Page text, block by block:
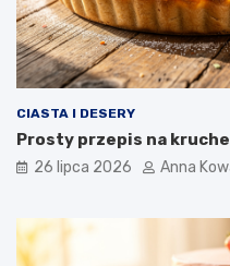
CIASTA I DESERY
Prosty przepis na
26 lipca 2026 Anna